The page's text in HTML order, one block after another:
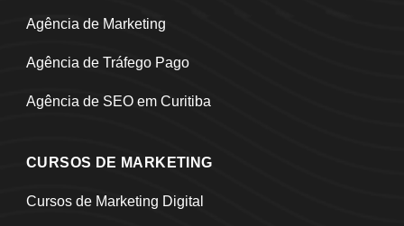
Agência de Marketing
Agência de Tráfego Pago
Agência de SEO em Curitiba
CURSOS DE MARKETING
Cursos de Marketing Digital